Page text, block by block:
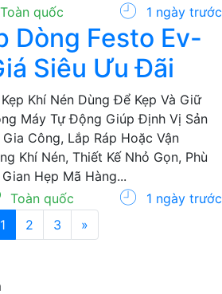
Dòng Giày Da Truyền Thống, Giày
quốc 1 ngày trước
Dòng Festo Ev-
Siêu Ưu Đãi
Khí Nén Dùng Để Kẹp Và Giữ
Máy Tự Động Giúp Định Vị Sản
Công, Lắp Ráp Hoặc Vận
Khí Nén, Thiết Kế Nhỏ Gọn, Phù
Hẹp Mã Hàng...
Toàn quốc